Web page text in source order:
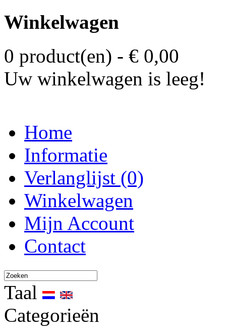
Winkelwagen
0 product(en) - € 0,00
Uw winkelwagen is leeg!
Home
Informatie
Verlanglijst (0)
Winkelwagen
Mijn Account
Contact
Taal
Categorieën